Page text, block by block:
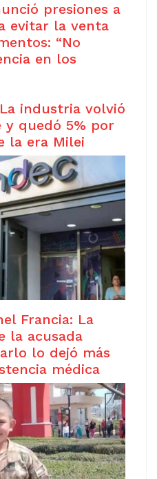
presiones a
evitar la venta
“No
en los
industria volvió
y quedó 5% por
la era Milei
Francia: La
la acusada
lo dejó más
médica